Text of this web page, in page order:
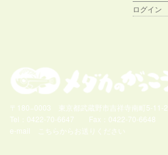
ログイン
〒180−0003 東京都武蔵野市吉祥寺南町5-11-2
Tel：0422-70-6647 Fax：0422-70-6648
e-mail
こちらからお送りください